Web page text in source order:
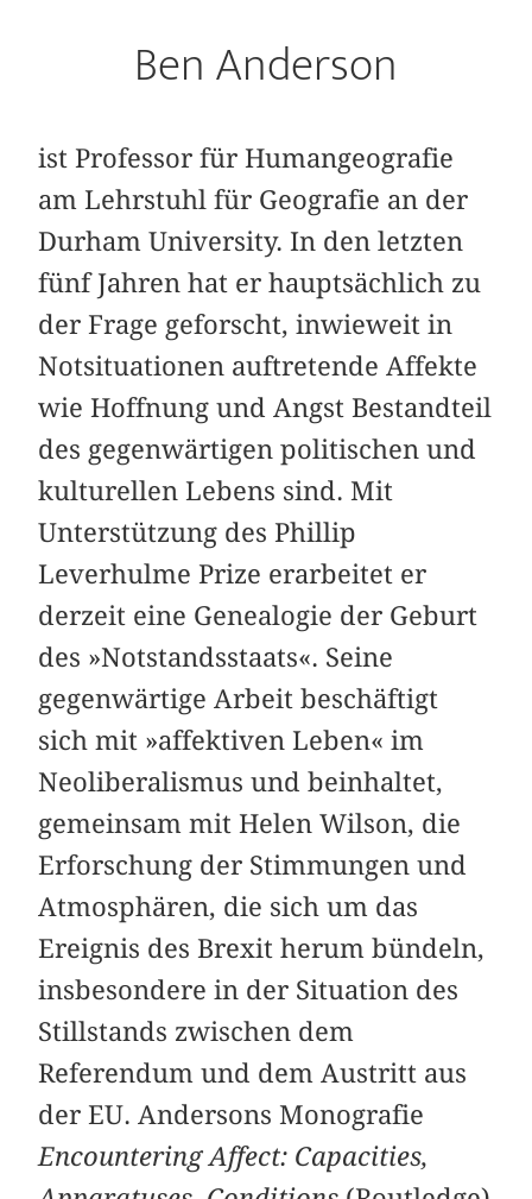
Ben Anderson
ist Professor für Humangeografie
am Lehrstuhl für Geografie an der
Durham University. In den letzten
fünf Jahren hat er hauptsächlich zu
der Frage geforscht, inwieweit in
Notsituationen auftretende Affekte
wie Hoffnung und Angst Bestandteil
des gegenwärtigen politischen und
kulturellen Lebens sind. Mit
Unterstützung des Phillip
Leverhulme Prize erarbeitet er
derzeit eine Genealogie der Geburt
des »Notstandsstaats«. Seine
gegenwärtige Arbeit beschäftigt
sich mit »affektiven Leben« im
Neoliberalismus und beinhaltet,
gemeinsam mit Helen Wilson, die
Erforschung der Stimmungen und
Atmosphären, die sich um das
Ereignis des Brexit herum bündeln,
insbesondere in der Situation des
Stillstands zwischen dem
Referendum und dem Austritt aus
der EU. Andersons Monografie
Encountering Affect: Capacities,